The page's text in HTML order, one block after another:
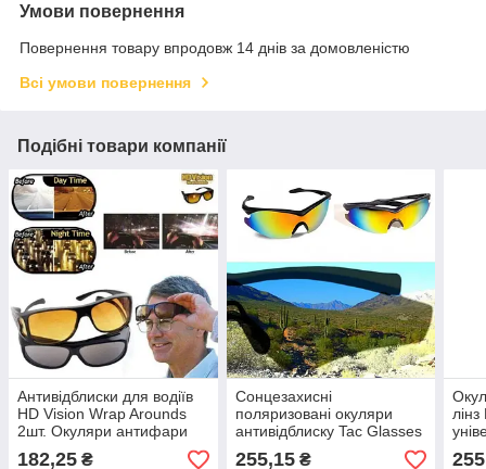
Умови повернення
Повернення товару впродовж 14 днів за домовленістю
Всі умови повернення
Подібні товари компанії
Антивідблиски для водіїв
HD Vision Wrap Arounds
2шт. Окуляри антифари
Окуляри водія
182,25 ₴
Сонцезахисні
поляризовані окуляри
антивідблиску Tac Glasses
255,15₴